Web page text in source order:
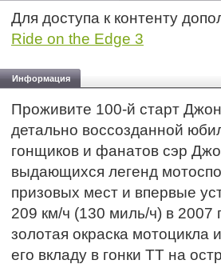
Для доступа к контенту
Ride on the Edge 3
Информация
Проживите 100-й старт
детально воссозданной
гонщиков и фанатов сэр
выдающихся легенд
призовых мест и впервые
209 км/ч (130 миль/ч) в 2007
золотая окраска
его вкладу в гонки TT на